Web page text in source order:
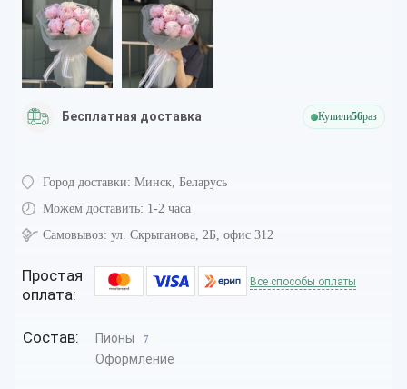
Бесплатная доставка Купили56раз
Город доставки: Минск, Беларусь
Можем доставить: 1-2 часа
Самовывоз: ул. Скрыганова, 2Б, офис 312
Простая
оплата:
Все способы оплаты
Состав: Пионы 7
Оформление